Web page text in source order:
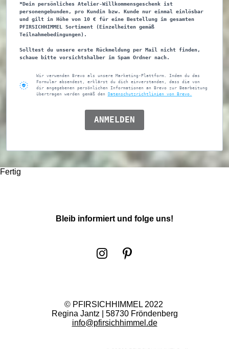
*Dein persönliches Atelier-Willkommensgeschenk ist
personengebunden, pro Kundin bzw. Kunde nur einmal einlösbar
und gilt in Höhe von 10 € für eine Bestellung im gesamten
PFIRSICHHIMMEL Sortiment (Einzelheiten gemäß
Teilnahmebedingungen).
Solltest du unsere erste Rückmeldung per Mail nicht finden,
schaue bitte vorsichtshalber im Spam Ordner nach.
Wir verwenden Brevo als unsere Marketing-Plattform. Indem du das
Formular absendest, erklärst du dich einverstanden, dass die von
dir angegebenen persönlichen Informationen an Brevo zur Bearbeitung
übertragen werden gemäß den
Datenschutzrichtlinien von Brevo.
ANMELDEN
Fertig
Bleib informiert und folge uns!
I
a
g
P
e
r
© PFIRSICHHIMMEL 2022
Regina Jantz | 58730 Fröndenberg
info@pfirsichhimmel.de